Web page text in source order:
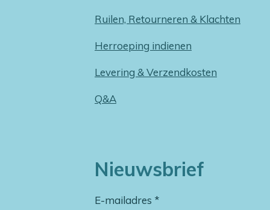
Ruilen, Retourneren & Klachten
Herroeping indienen
Levering & Verzendkosten
Q&A
Nieuwsbrief
E-mailadres *